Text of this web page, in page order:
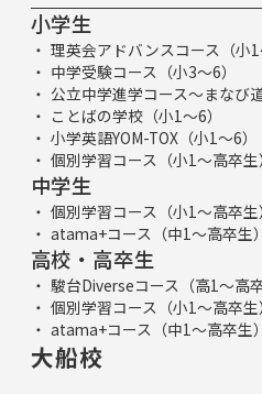
小学生
理英会アドバンスコース（小1
中学受験コース（小3～6）
公立中学進学コース～まなび
ことばの学校（小1～6）
小学英語YOM-TOX（小1～6）
個別学習コース（小1～高卒生）
中学生
個別学習コース（小1～高卒生）
atama+コース（中1～高卒生）
高校・高卒生
駿台Diverseコース（高1～高卒
個別学習コース（小1～高卒生）
atama+コース（中1～高卒生）
大船校